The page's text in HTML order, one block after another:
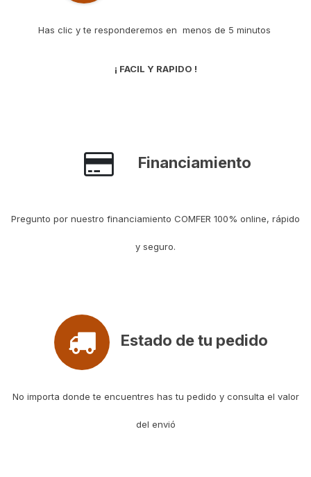
Has clic y te responderemos en menos de 5 minutos
¡ FACIL Y RAPIDO !
Financiamiento
Pregunto por nuestro financiamiento COMFER 100% online, rápido
y seguro.
Estado de tu pedido
No importa donde te encuentres has tu pedido y consulta el valor
del envió